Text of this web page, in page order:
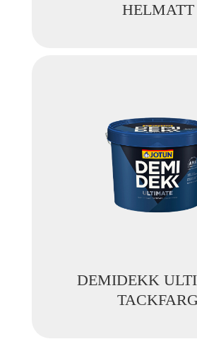
HELMATT
DEMIDEKK
TACKFARG